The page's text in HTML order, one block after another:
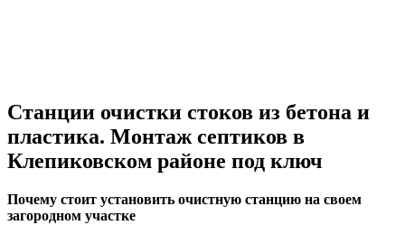
Станции очистки стоков из бетона и
пластика. Монтаж септиков в
Клепиковском районе под ключ
Почему стоит установить очистную станцию на своем
загородном участке